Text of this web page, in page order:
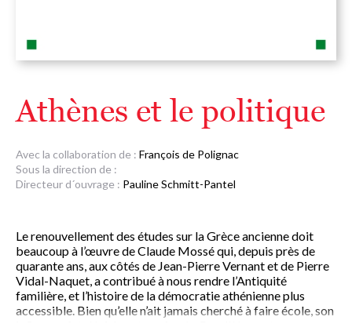
Athènes et le politique
Avec la collaboration de : François de Polignac
Sous la direction de :
Directeur d´ouvrage : Pauline Schmitt-Pantel
Le renouvellement des études sur la Grèce ancienne doit
beaucoup à l’œuvre de Claude Mossé qui, depuis près de
quarante ans, aux côtés de Jean-Pierre Vernant et de Pierre
Vidal-Naquet, a contribué à nous rendre l’Antiquité
familière, et l’histoire de la démocratie athénienne plus
accessible. Bien qu’elle n’ait jamais cherché à faire école, son